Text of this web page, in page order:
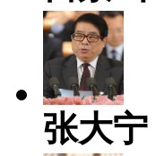
张大宁